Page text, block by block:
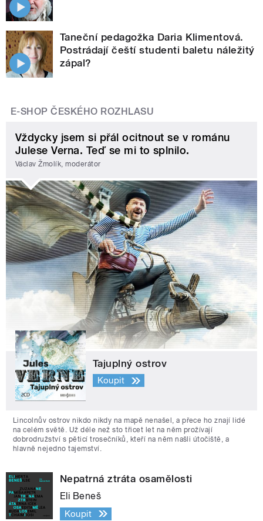
Taneční pedagožka Daria Klimentová.
Postrádají čeští studenti baletu náležitý
zápal?
E-SHOP ČESKÉHO ROZHLASU
Vždycky jsem si přál ocitnout se v románu
Julese Verna. Teď se mi to splnilo.
Václav Žmolík, moderátor
Tajuplný ostrov
Koupit
Lincolnův ostrov nikdo nikdy na mapě nenašel, a přece ho znají lidé
na celém světě. Už déle než sto třicet let na něm prožívají
dobrodružství s pěticí trosečníků, kteří na něm našli útočiště, a
hlavně nejedno tajemství.
Nepatrná ztráta osamělosti
Eli Beneš
Koupit